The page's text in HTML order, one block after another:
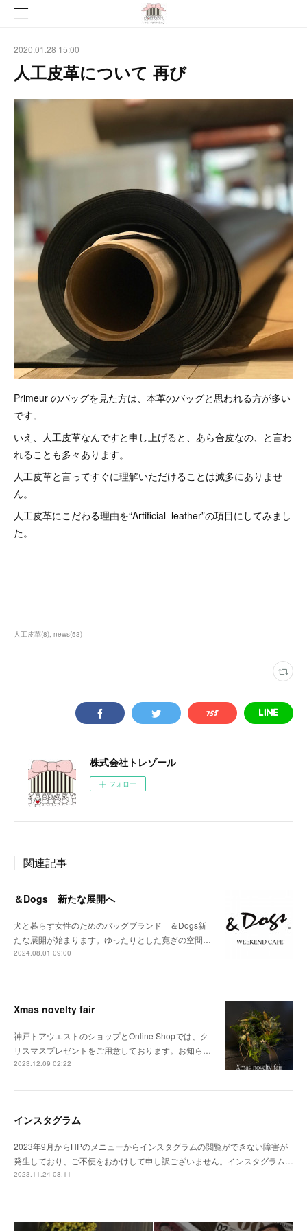
2020.01.28 15:00
人工皮革について 再び
Primeur のバッグを見た方は、本革のバッグと思われる方が多い
です。
いえ、人工皮革なんですと申し上げると、あら合皮なの、と言わ
れることも多々あります。
人工皮革と言ってすぐに理解いただけることは滅多にありませ
ん。
人工皮革にこだわる理由を“Artificial leather”の項目にしてみまし
た。
人工皮革(8) news(53)
株式会社トレゾール
フォロー
関連記事
＆Dogs 新たな展開へ
犬と暮らす女性のためのバッグブランド ＆Dogs新
たな展開が始まります。ゆったりとした寛ぎの空間…
2024.08.01 09:00
Xmas novelty fair
神戸トアウエストのショップとOnline Shopでは、ク
リスマスプレゼントをご用意しております。お知ら…
2023.12.09 02:22
インスタグラム
2023年9月からHPのメニューからインスタグラムの閲覧ができない障害が
発生しており、ご不便をおかけして申し訳ございません。インスタグラム…
2023.11.24 08:11